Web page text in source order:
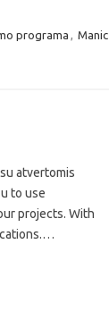
programa , Manic
atvertomis
to use
projects. With